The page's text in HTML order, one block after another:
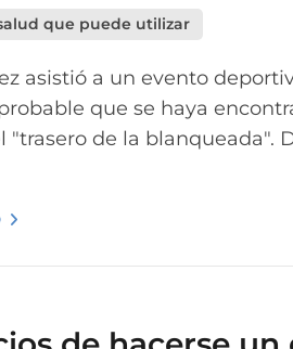
que puede utilizar
asistió a un evento
que se haya
"trasero de la blanqueada".